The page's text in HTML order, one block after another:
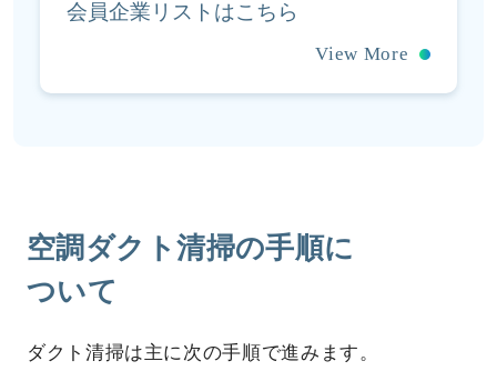
会員企業リストはこちら
View More
空調ダクト清掃の手順に
ついて
ダクト清掃は主に次の手順で進みます。